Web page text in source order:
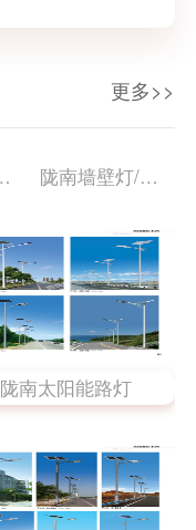
更多>>
陇南墙壁灯/柱头灯
陇南太阳能路灯